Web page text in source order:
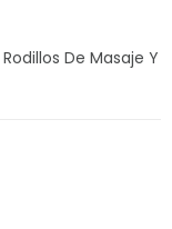
Rodillos De Masaje Y